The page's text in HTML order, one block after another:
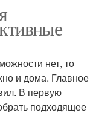
нет, то
и дома. Главное
В первую
подходящее